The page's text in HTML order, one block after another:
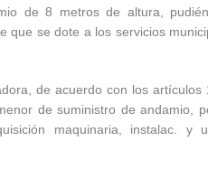
de 8 metros de altura,
que se dote a los servicios
de acuerdo con los artículos
de suministro de andamio,
maquinaria, instalac. y